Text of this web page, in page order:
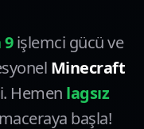
9işlemci gücü ve
Minecraft
Hemen lagsız
başla!